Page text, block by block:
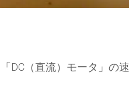
DC（直流）モータ」の速